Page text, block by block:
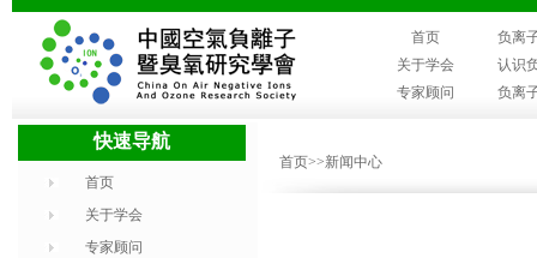
首页
负离
关于学会
认识
专家顾问
负离
快速导航
首页
关于学会
专家顾问
首页>>新闻中心